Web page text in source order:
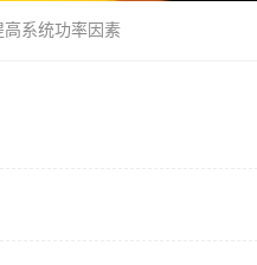
系统功率因素